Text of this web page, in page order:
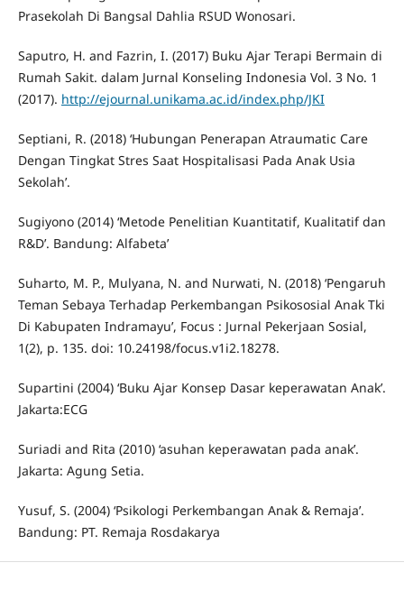
Prasekolah Di Bangsal Dahlia RSUD Wonosari.
Saputro, H. and Fazrin, I. (2017) Buku Ajar Terapi Bermain di
Rumah Sakit. dalam Jurnal Konseling Indonesia Vol. 3 No. 1
(2017). http://ejournal.unikama.ac.id/index.php/JKI
Septiani, R. (2018) ‘Hubungan Penerapan Atraumatic Care
Dengan Tingkat Stres Saat Hospitalisasi Pada Anak Usia
Sekolah’.
Sugiyono (2014) ‘Metode Penelitian Kuantitatif, Kualitatif dan
R&D’. Bandung: Alfabeta’
Suharto, M. P., Mulyana, N. and Nurwati, N. (2018) ‘Pengaruh
Teman Sebaya Terhadap Perkembangan Psikososial Anak Tki
Di Kabupaten Indramayu’, Focus : Jurnal Pekerjaan Sosial,
1(2), p. 135. doi: 10.24198/focus.v1i2.18278.
Supartini (2004) ‘Buku Ajar Konsep Dasar keperawatan Anak’.
Jakarta:ECG
Suriadi and Rita (2010) ‘asuhan keperawatan pada anak’.
Jakarta: Agung Setia.
Yusuf, S. (2004) ‘Psikologi Perkembangan Anak & Remaja’.
Bandung: PT. Remaja Rosdakarya